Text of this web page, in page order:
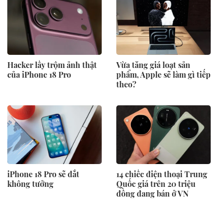
Hacker lấy trộm ảnh thật
của iPhone 18 Pro
Vừa tăng giá loạt sản
phẩm, Apple sẽ làm gì tiếp
theo?
iPhone 18 Pro sẽ đắt
không tưởng
14 chiếc điện thoại Trung
Quốc giá trên 20 triệu
đồng đang bán ở VN